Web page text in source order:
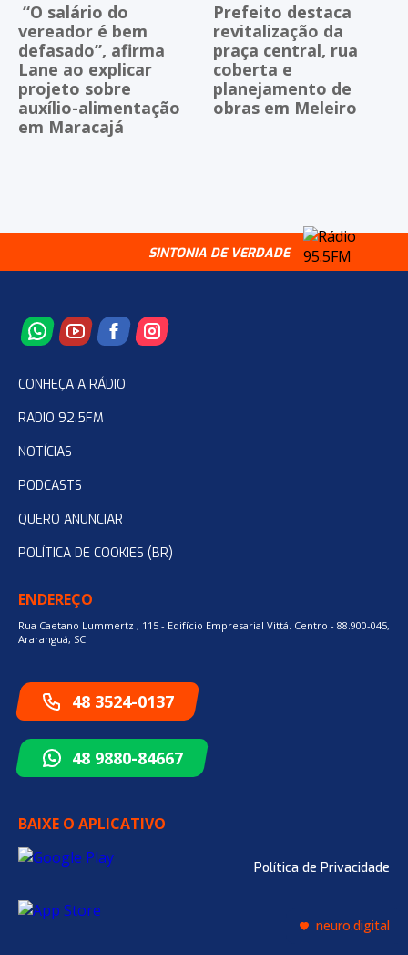
“O salário do
vereador é bem
defasado”, afirma
Lane ao explicar
projeto sobre
auxílio-alimentação
em Maracajá
Prefeito destaca
revitalização da
praça central, rua
coberta e
planejamento de
obras em Meleiro
SINTONIA DE VERDADE
CONHEÇA A RÁDIO
RADIO 92.5FM
NOTÍCIAS
PODCASTS
QUERO ANUNCIAR
POLÍTICA DE COOKIES (BR)
ENDEREÇO
Rua Caetano Lummertz , 115 - Edifício Empresarial Vittá. Centro - 88.900-045,
Araranguá, SC.
48 3524-0137
48 9880-84667
BAIXE O APLICATIVO
Política de Privacidade
neuro.digital